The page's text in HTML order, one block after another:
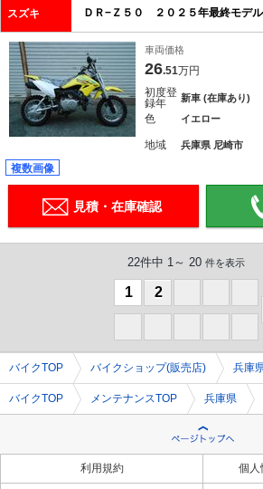
スズキ ＤＲ−Ｚ５０ ２０２５年最終モデ
車両価格
26.51万円
初度登
録年
新車 (在庫あり)
色 イエロー
地域 兵庫県 尼崎市
複数画像
見積・在庫確認
22件中 1～ 20 件を表示
1 2
バイクTOP バイクショップ(販売店) 兵庫
バイクTOP メンテナンスTOP 兵庫県
利用規約 個人